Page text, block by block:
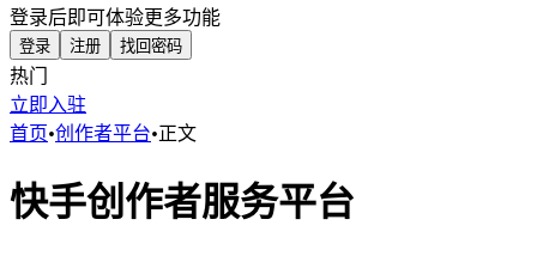
登录后即可体验更多功能
登录 注册 找回密码
热门
立即入驻
首页•创作者平台•正文
快手创作者服务平台